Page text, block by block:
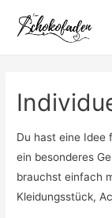
Inhalt
Du hast eine Idee
ein besonderes
brauchst einfach
Kleidungsstück,